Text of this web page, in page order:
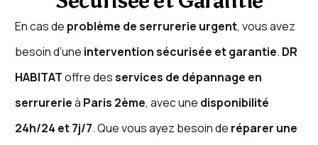
En cas de problème de serrurerie urgent, vous avez
besoin d’une intervention sécurisée et garantie. DR
HABITAToffre desservices de dépannage en
serrurerieà Paris 2ème, avec une disponibilité
24h/24 et 7j/7. Que vous ayez besoin de réparer une